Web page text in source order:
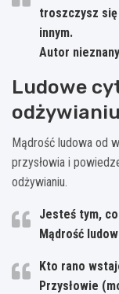
troszczysz się
innym.
Autor nieznany
Ludowe
Mądrość ludowa od
przysłowia i
odżywianiu.
Jesteś tym,
Mądrość
Kto rano
Przysłowie